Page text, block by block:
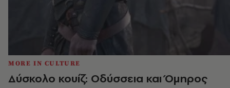
MORE IN CULTURE
Δύσκολο κουίζ: Οδύσσεια και Όμηρος